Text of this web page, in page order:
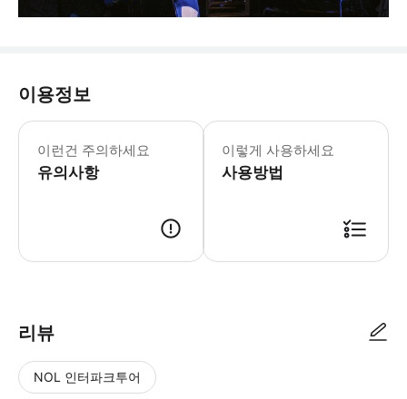
이용정보
이런건 주의하세요
유의사항
이렇게 사용하세요
사용방법
리뷰
NOL 인터파크투어